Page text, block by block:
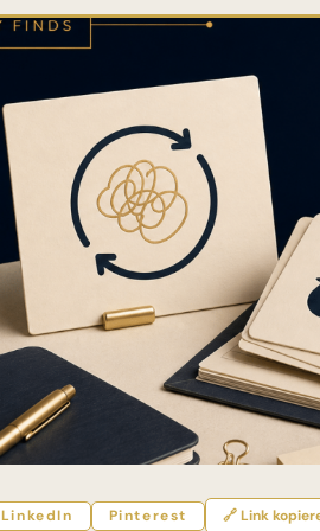
LinkedIn Pinterest 🔗 Link